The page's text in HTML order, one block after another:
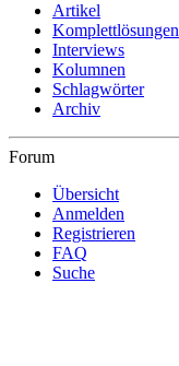
Artikel
Komplettlösungen
Interviews
Kolumnen
Schlagwörter
Archiv
Forum
Übersicht
Anmelden
Registrieren
FAQ
Suche